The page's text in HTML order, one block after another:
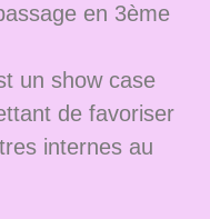
en 3ème
un show case
de favoriser
internes au